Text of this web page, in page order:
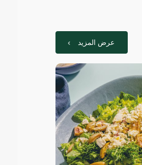
عرض المزيد